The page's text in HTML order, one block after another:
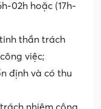
02h hoặc (17h-
thần trách
việc;
định và có thu